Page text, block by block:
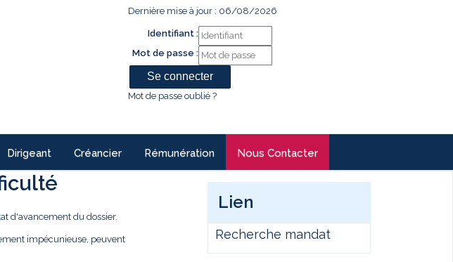
Dernière mise à jour : 06/08/2026
Identifiant :
Mot de passe :
Mot de passe oublié ?
Dirigeant Créancier Rémunération Nous Contacter
d'avancement du dossier.
impécunieuse, peuvent
Lien
Recherche mandat